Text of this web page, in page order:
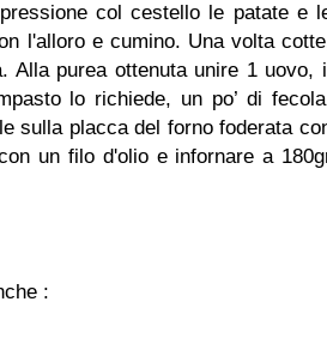
col cestello le patate e
l'alloro e cumino. Una volta
Alla purea ottenuta unire 1 uovo,
lo richiede, un po’ di
sulla placca del forno foderata
un filo d'olio e infornare a
: